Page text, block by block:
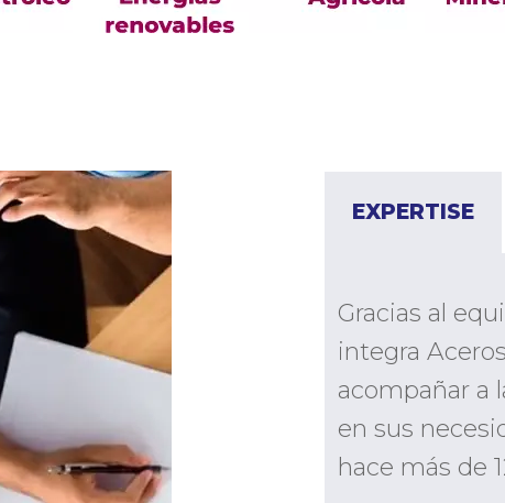
EXPERTISE
Gracias al
integra
acompañar a
en sus
hace más de